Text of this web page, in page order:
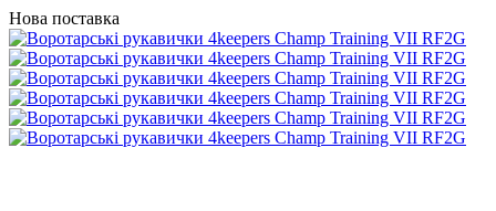
Нова поставка